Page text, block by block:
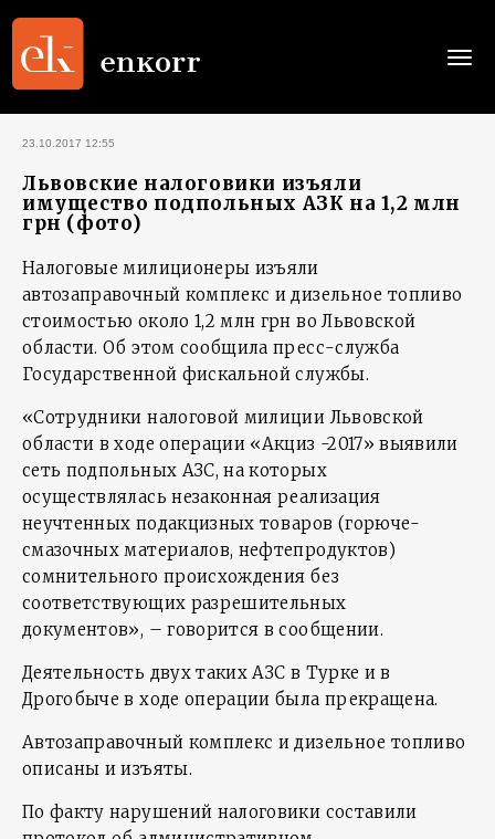
23.10.2017 12:55
Львовские налоговики изъяли
имущество подпольных АЗК на 1,2 млн
грн (фото)
Налоговые милиционеры изъяли
автозаправочный комплекс и дизельное топливо
стоимостью около 1,2 млн грн во Львовской
области. Об этом сообщила пресс-служба
Государственной фискальной службы.
«Сотрудники налоговой милиции Львовской
области в ходе операции «Акциз -2017» выявили
сеть подпольных АЗС, на которых
осуществлялась незаконная реализация
неучтенных подакцизных товаров (горюче-
смазочных материалов, нефтепродуктов)
сомнительного происхождения без
соответствующих разрешительных
документов», – говорится в сообщении.
Деятельность двух таких АЗС в Турке и в
Дрогобыче в ходе операции была прекращена.
Автозаправочный комплекс и дизельное топливо
описаны и изъяты.
По факту нарушений налоговики составили